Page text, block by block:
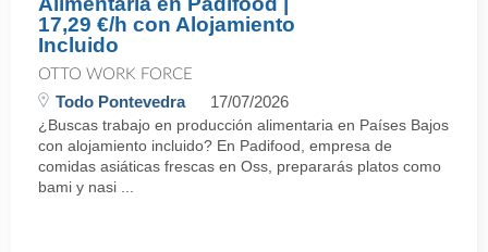
17,29 €/h con Alojamiento
Incluido
OTTO WORK FORCE
Todo Pontevedra 17/07/2026
¿Buscas trabajo en producción alimentaria en Países Bajos
con alojamiento incluido? En Padifood, empresa de
comidas asiáticas frescas en Oss, prepararás platos como
bami y nasi ...